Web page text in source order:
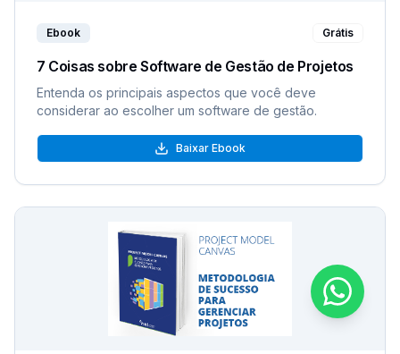
Ebook Grátis
7 Coisas sobre Software de Gestão de Projetos
Entenda os principais aspectos que você deve
considerar ao escolher um software de gestão.
Baixar Ebook